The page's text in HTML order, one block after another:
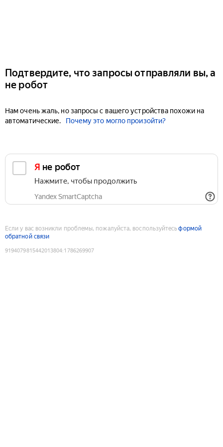
Подтвердите, что запросы отправляли вы, а
не робот
Нам очень жаль, но запросы с вашего устройства похожи на
автоматические.
Почему это могло произойти?
Я не робот
Нажмите, чтобы продолжить
Yandex SmartCaptcha
Если у вас возникли проблемы, пожалуйста, воспользуйтесьформой
обратной связи
9194079815442013804:1786269907